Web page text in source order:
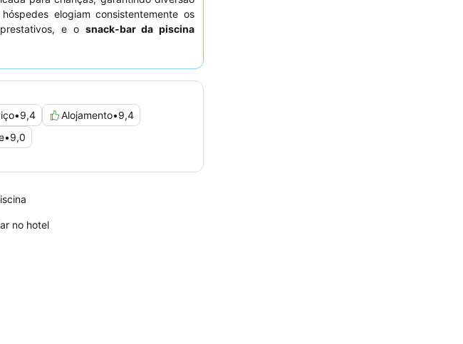
elogiam consistentemente os
e o snack-bar da piscina
experiência mais tranquila, considere
•9,4 Alojamento•9,4
•9,0
no hotel